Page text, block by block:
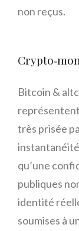
non reçus.
Bitcoin &
très prisée
qu’une
publiques
identité
soumises à